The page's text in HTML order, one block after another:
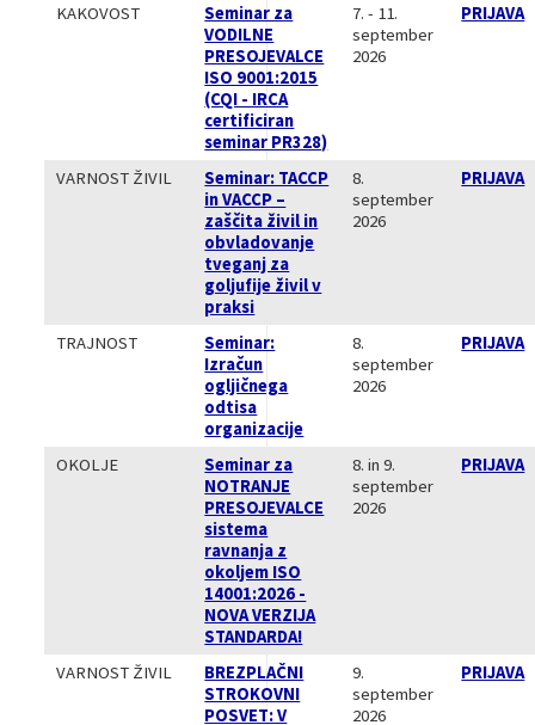
KAKOVOST
Seminar za
VODILNE
PRESOJEVALCE
ISO 9001:2015
(CQI - IRCA
certificiran
seminar PR328)
7. - 11.
september
2026
PRIJAVA
VARNOST ŽIVIL
Seminar: TACCP
in VACCP –
zaščita živil in
obvladovanje
tveganj za
goljufije živil v
praksi
8.
september
2026
PRIJAVA
TRAJNOST
Seminar:
Izračun
ogljičnega
odtisa
organizacije
8.
september
2026
PRIJAVA
OKOLJE
Seminar za
NOTRANJE
PRESOJEVALCE
sistema
ravnanja z
okoljem ISO
14001:2026 -
NOVA VERZIJA
STANDARDA!
8. in 9.
september
2026
PRIJAVA
VARNOST ŽIVIL
BREZPLAČNI
STROKOVNI
POSVET: V
9.
september
2026
PRIJAVA